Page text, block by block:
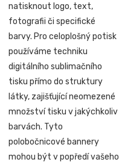
natisknout logo, text,
fotografii či specifické
barvy. Pro celoplošný potisk
používáme techniku
digitálního sublimačního
tisku přímo do struktury
látky, zajišťující neomezené
množství tisku v jakýchkoliv
barvách. Tyto
polobočnicové bannery
mohou být v popředí vašeho